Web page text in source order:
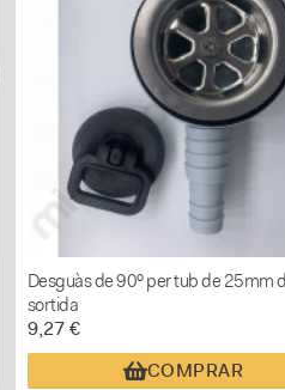
Desguàs de 90º per tub de 25mm
sortida
9,27 €
COMPRAR